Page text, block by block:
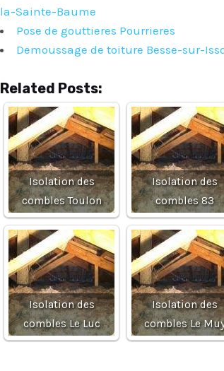
la-Sainte-Baume
Pose de gouttieres Pourrieres
Demoussage de toiture Besse-sur-
Related Posts:
Isolation des
combles Toulon
Isolation des
combles 83
Isolation des
combles Le Luc
Isolation des
combles Le